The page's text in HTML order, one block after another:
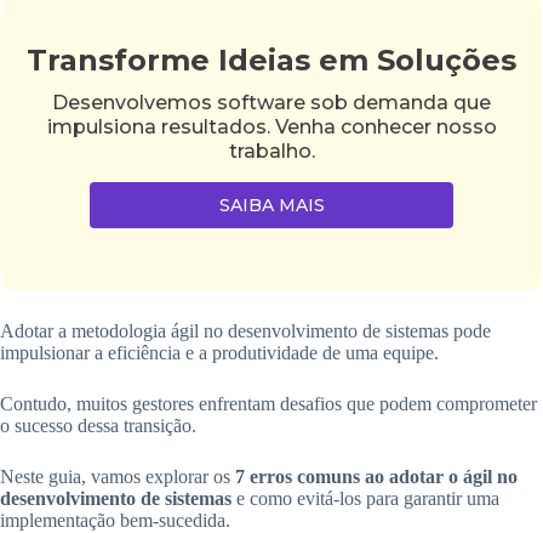
Transforme Ideias em Soluções
Desenvolvemos software sob demanda que
impulsiona resultados. Venha conhecer nosso
trabalho.
SAIBA MAIS
Adotar a metodologia ágil no desenvolvimento de sistemas pode
impulsionar a eficiência e a produtividade de uma equipe.
Contudo, muitos gestores enfrentam desafios que podem comprometer
o sucesso dessa transição.
Neste guia, vamos explorar os 7 erros comuns ao adotar o ágil no
desenvolvimento de sistemas e como evitá-los para garantir uma
implementação bem-sucedida.